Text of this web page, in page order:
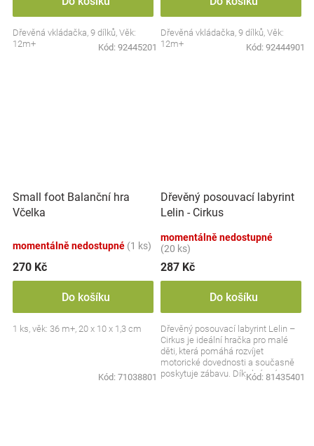
Dřevěná vkládačka, 9 dílků, Věk:
12m+
Kód: 92445201
Dřevěná vkládačka, 9 dílků, Věk:
12m+
Kód: 92444901
Small foot Balanční hra
Včelka
momentálně nedostupné (1 ks)
270 Kč
Do košíku
1 ks, věk: 36 m+, 20 x 10 x 1,3 cm
Kód: 71038801
Dřevěný posouvací labyrint
Lelin - Cirkus
momentálně nedostupné
(20 ks)
287 Kč
Do košíku
Dřevěný posouvací labyrint Lelin –
Cirkus je ideální hračka pro malé
děti, která pomáhá rozvíjet
motorické dovednosti a současně
poskytuje zábavu. Díky krásnému
Kód: 81435401